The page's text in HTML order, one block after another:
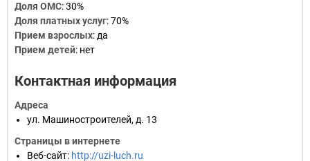
Доля ОМС:30%
Доля платных услуг:70%
Прием взрослых: да
Прием детей: нет
Контактная информация
Адреса
ул. Машиностроителей, д. 13
Страницы в интернете
Веб-сайт: http://uzi-luch.ru